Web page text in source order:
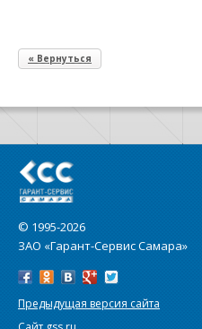
« Вернуться
© 1995-2026
ЗАО «Гарант-Сервис Самара»
Предыдущая версия сайта